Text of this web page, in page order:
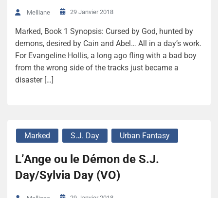
Melliane 29 Janvier 2018
Marked, Book 1 Synopsis: Cursed by God, hunted by
demons, desired by Cain and Abel… All in a day’s work.
For Evangeline Hollis, a long ago fling with a bad boy
from the wrong side of the tracks just became a
disaster […]
Marked S.J. Day Urban Fantasy
L’Ange ou le Démon de S.J.
Day/Sylvia Day (VO)